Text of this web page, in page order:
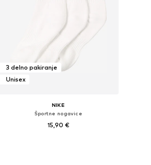
3 delno pakiranje
Unisex
NIKE
Športne nogavice
15,90 €